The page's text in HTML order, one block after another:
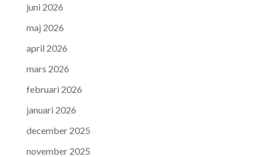
juni 2026
maj 2026
april 2026
mars 2026
februari 2026
januari 2026
december 2025
november 2025